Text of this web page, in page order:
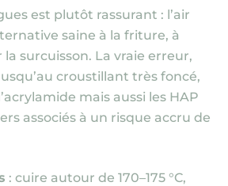
est plutôt rassurant : l’air
saine à la friture, à
surcuisson. La vraie erreur,
croustillant très foncé,
mais aussi les HAP
associés à un risque accru de
: cuire autour de 170–175 °C,